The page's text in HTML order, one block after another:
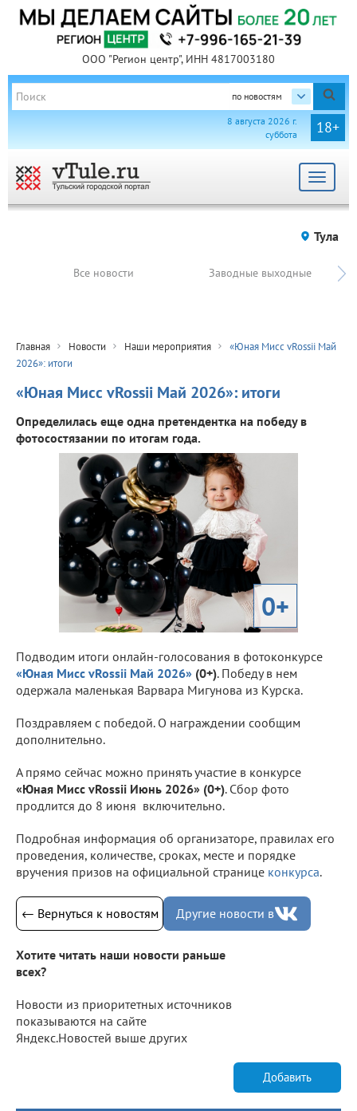
ООО "Регион центр", ИНН 4817003180
по новостям
18+
8 августа 2026 г.
суббота
Toggle
Тула
Все новости Заводные выходные
Главная Новости Наши мероприятия
«Юная Мисс vRossii Май
2026»: итоги
«Юная Мисс vRossii Май 2026»: итоги
Определилась еще одна претендентка на победу в
фотосостязании по итогам года.
0+
Подводим итоги онлайн-голосования в фотоконкурсе
«Юная Мисс vRossii Май 2026» (0+). Победу в нем
одержала маленькая Варвара Мигунова из Курска.
Поздравляем с победой. О награждении сообщим
дополнительно.
А прямо сейчас можно принять участие в конкурсе
«Юная Мисс vRossii Июнь 2026» (0+). Сбор фото
продлится до 8 июня включительно.
Подробная информация об организаторе, правилах его
проведения, количестве, сроках, месте и порядке
вручения призов на официальной странице конкурса.
← Вернуться к новостям Другие новости в
Хотите читать наши новости раньше
всех?
Новости из приоритетных источников
показываются на сайте
Яндекс.Новостей выше других
Добавить